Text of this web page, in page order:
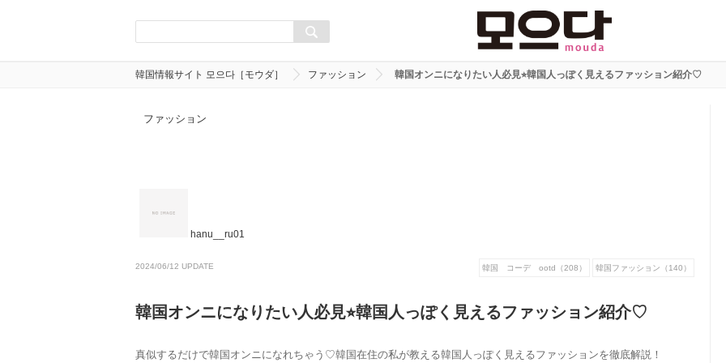
韓国情報サイト 모으다［モウダ］ ファッション 韓国オンニになりたい人必見⭐︎韓国人っぽく見えるファッション紹介♡
ファッション
hanu__ru01
2024/06/12 UPDATE 韓国 コーデ ootd（208） 韓国ファッション（140）
韓国オンニになりたい人必見⭐︎韓国人っぽく見えるファッション紹介♡
真似するだけで韓国オンニになれちゃう♡韓国在住の私が教える韓国人っぽく見えるファッションを徹底解説！